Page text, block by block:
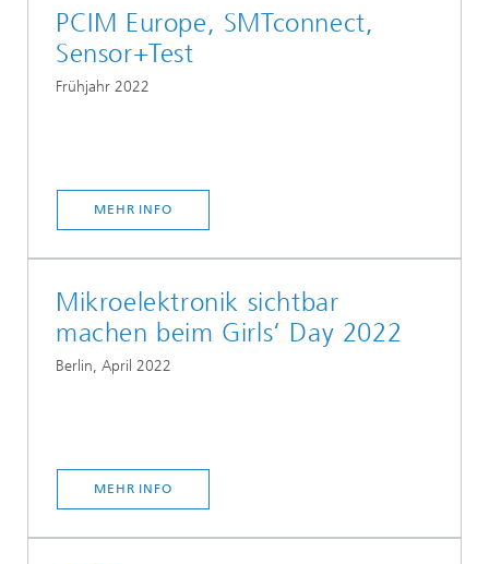
PCIM Europe, SMTconnect,
Sensor+Test
Frühjahr 2022
MEHR INFO
Mikroelektronik sichtbar
machen beim Girls‘ Day 2022
Berlin, April 2022
MEHR INFO